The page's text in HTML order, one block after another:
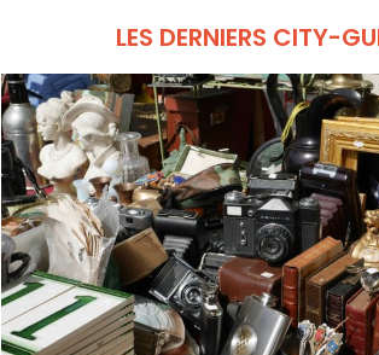
LES DERNIERS CITY-